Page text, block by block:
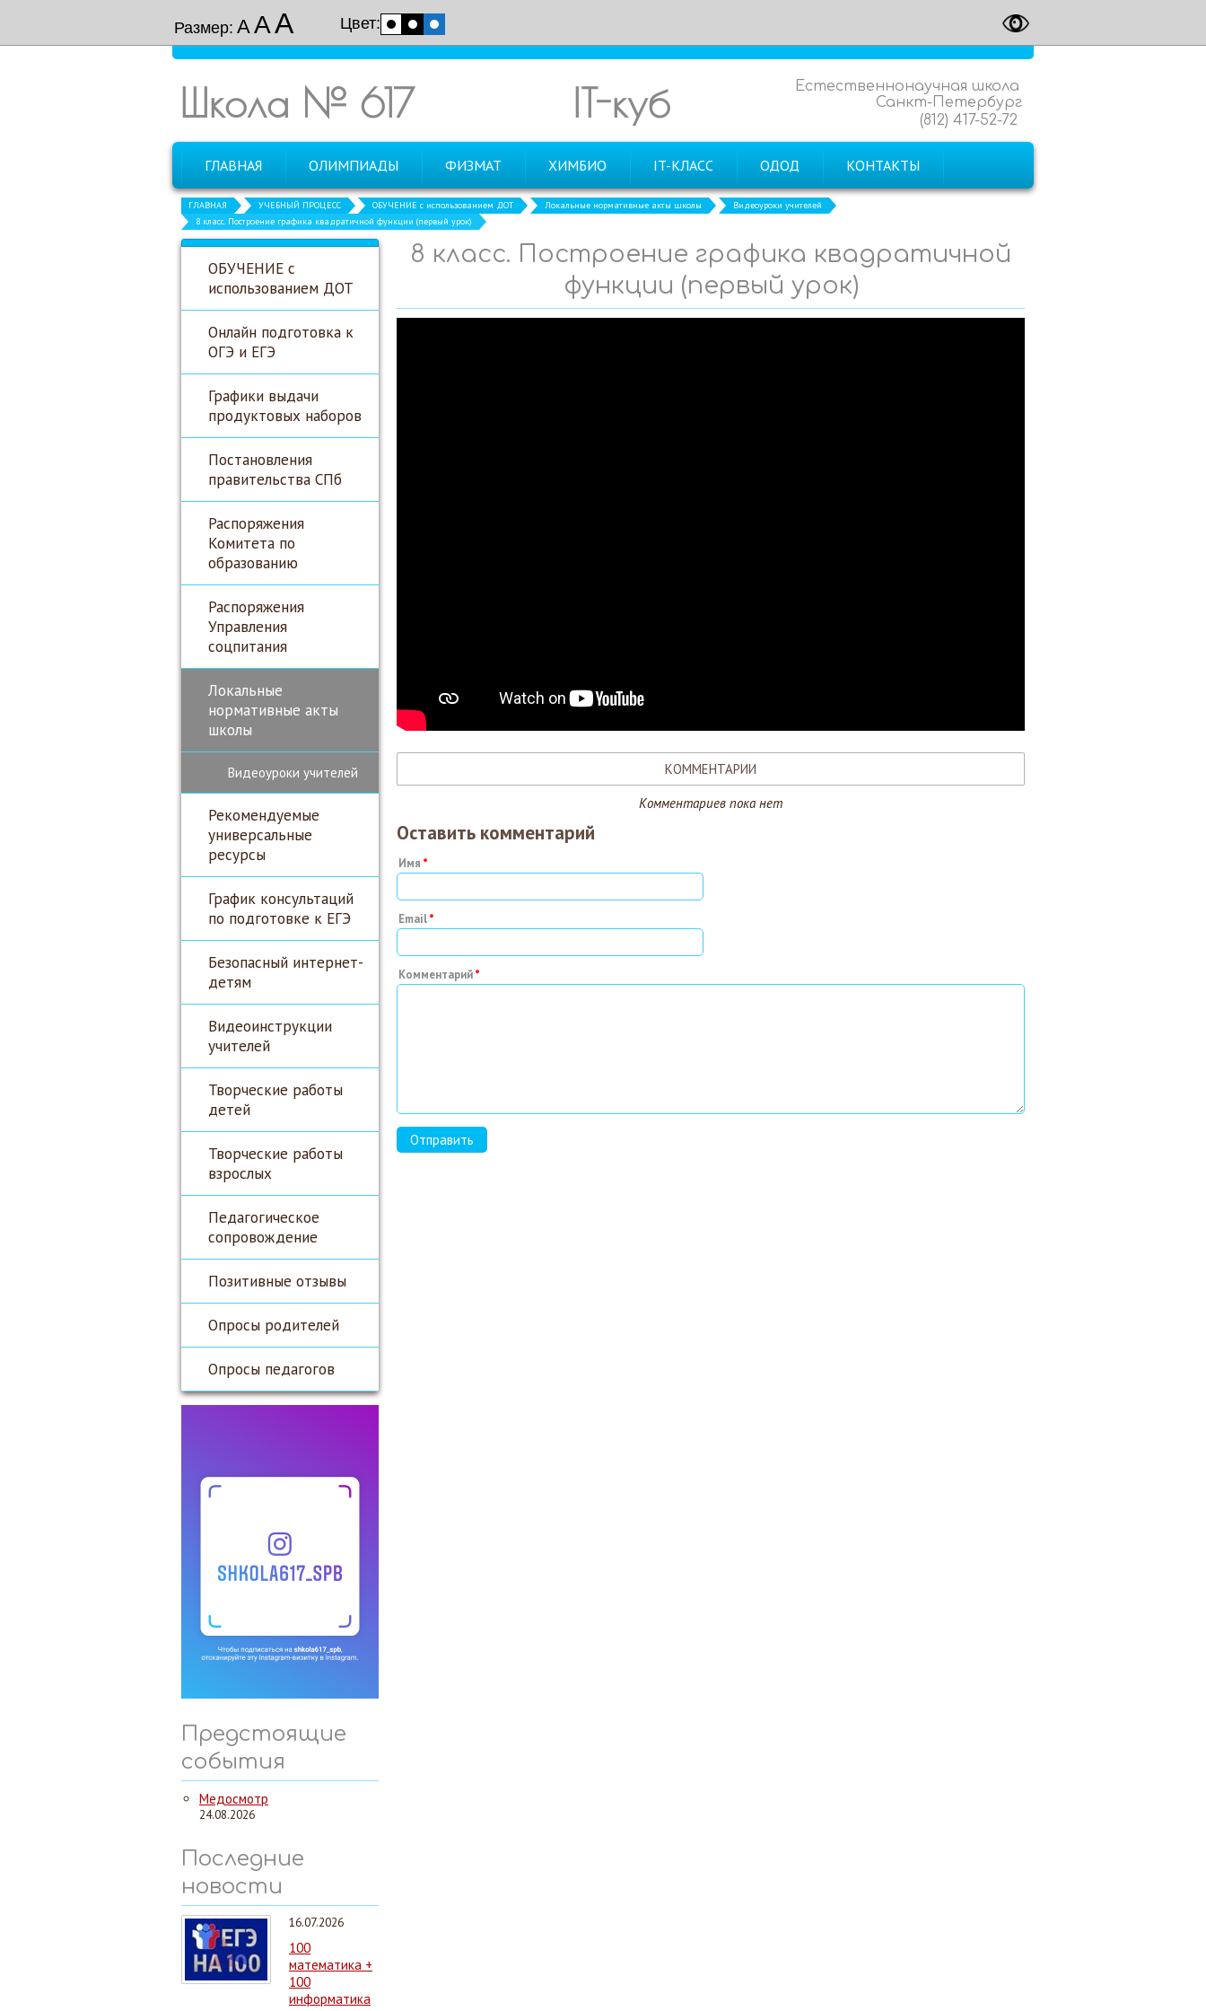
Размер: ААА Цвет:
Школа № 617
Естественнонаучная школа
Санкт-Петербург
(812) 417-52-72
IT-куб
ГЛАВНАЯ ОЛИМПИАДЫ ФИЗМАТ ХИМБИО IT-КЛАСС ОДОД КОНТАКТЫ
ГЛАВНАЯ УЧЕБНЫЙ ПРОЦЕСС ОБУЧЕНИЕ с использованием ДОТ Локальные нормативные акты школы
Видеоуроки учителей
8 класс. Построение графика квадратичной функции (первый урок)
ОБУЧЕНИЕ с
использованием ДОТ
Онлайн подготовка к
ОГЭ и ЕГЭ
Графики выдачи
продуктовых наборов
Постановления
правительства СПб
Распоряжения
Комитета по
образованию
Распоряжения
Управления
соцпитания
Локальные
нормативные акты
школы
Видеоуроки учителей
Рекомендуемые
универсальные
ресурсы
График консультаций
по подготовке к ЕГЭ
Безопасный интернет-
детям
Видеоинструкции
учителей
Творческие работы
детей
Творческие работы
взрослых
Педагогическое
сопровождение
Позитивные отзывы
Опросы родителей
Опросы педагогов
Предстоящие
события
Медосмотр
24.08.2026
Последние
новости
16.07.2026
100
математика +
100
информатика
8 класс. Построение графика квадратичной
функции (первый урок)
КОММЕНТАРИИ
Комментариев пока нет
Оставить комментарий
Имя
Email
Комментарий